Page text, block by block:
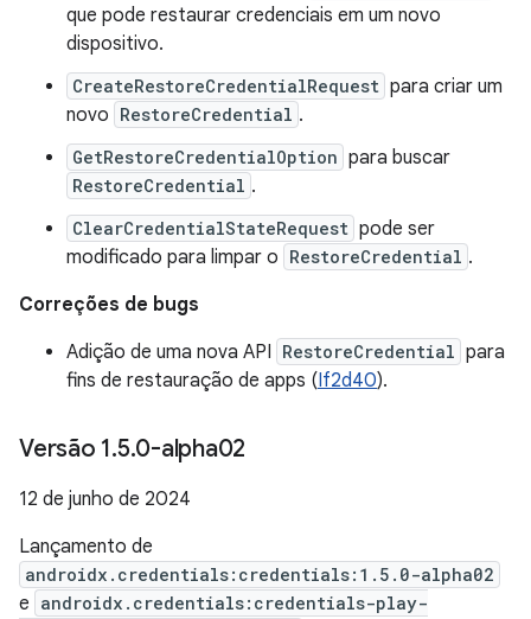
que pode restaurar credenciais em um novo
dispositivo.
CreateRestoreCredentialRequest para criar um
novo RestoreCredential .
GetRestoreCredentialOption para buscar
RestoreCredential .
ClearCredentialStateRequest pode ser
modificado para limpar o RestoreCredential .
Correções de bugs
Adição de uma nova API RestoreCredential para
fins de restauração de apps (If2d40).
Versão 1.5.0-alpha02
12 de junho de 2024
Lançamento de
androidx.credentials:credentials:1.5.0-alpha02
e androidx.credentials:credentials-play-